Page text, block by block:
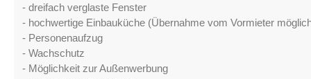
- dreifach verglaste Fenster
- hochwertige Einbauküche (Übernahme vom Vormieter
- Personenaufzug
- Wachschutz
- Möglichkeit zur Außenwerbung